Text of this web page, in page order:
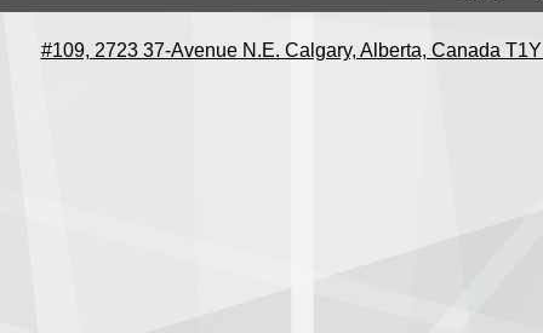
#109, 2723 37-Avenue N.E. Calgary, Alberta, Canada